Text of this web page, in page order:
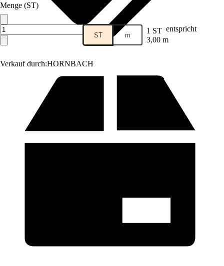
Verkauf durch:HORNBACH
Menge (ST)
ST m 1 ST entspricht
3,00 m